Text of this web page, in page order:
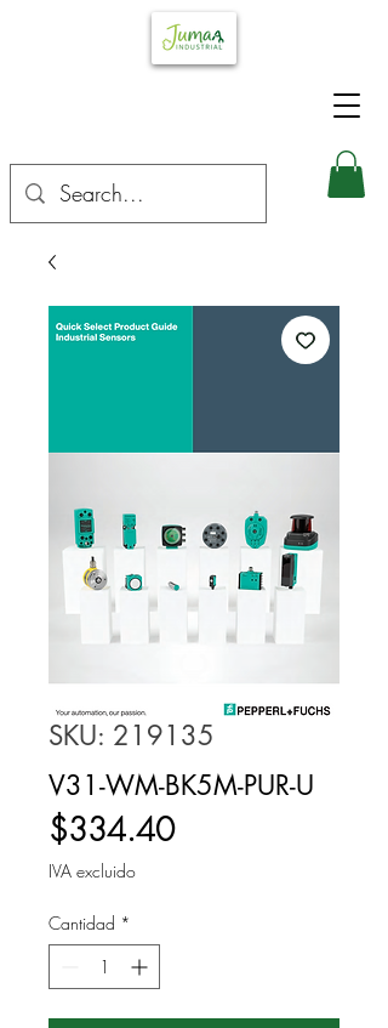
SKU: 219135
V31-WM-BK5M-PUR-U
$334.40Precio
IVA excluido
Cantidad *